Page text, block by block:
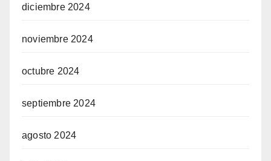
diciembre 2024
noviembre 2024
octubre 2024
septiembre 2024
agosto 2024